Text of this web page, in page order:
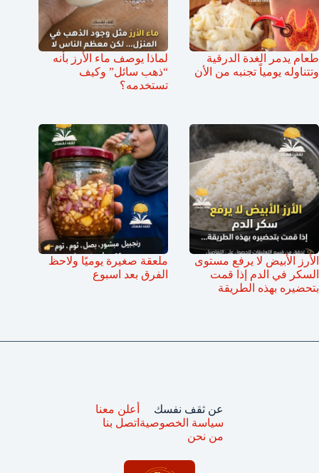
طعام يدمر الغدة الدرقية
وتتناوله يومياً تجنبه من الأن
لماذا يوصف ماء الأرز بأنه
“ذهب سائل” وكيف
تستخدمه؟
الأرز الأبيض لا يرفع مستوى
السكر في الدم إذا قمت
بتحضيره بهذه الطريقة
ملعقة صغيرة يوميًا ولاحظ
الفرق بعد اسبوع
عن ثقف نفسك
سياسة الخصوصية
من نحن
أعلن معنا
اتصل بنا